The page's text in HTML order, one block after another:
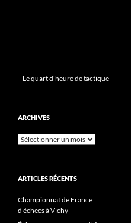
Le quart d'heure de tactique
ARCHIVES
Archives
ARTICLES RÉCENTS
Championnat de France
d’échecs à Vichy